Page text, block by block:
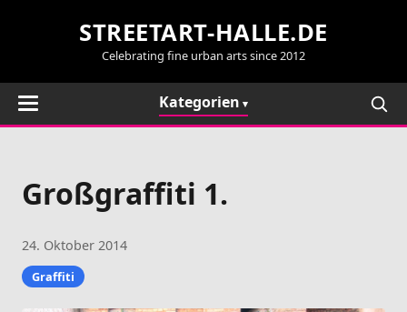
STREETART-HALLE.DE
Celebrating fine urban arts since 2012
Kategorien
Großgraffiti 1.
24. Oktober 2014
Graffiti